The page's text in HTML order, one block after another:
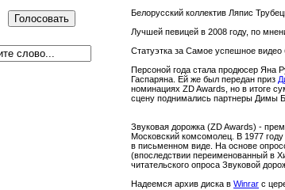
Белорусский коллектив Ляпис
Лучшей певицей в 2008 году, по
Статуэтка за Самое успешное
Персоной года стала продюсер Яна
Гаспаряна. Ей же был передан приз
номинациях ZD Awards, но в итоге
сцену поднимались партнеры Димы
Звуковая дорожка (ZD Awards) -
Московский комсомолец. В 1977
в письменном виде. На основе
(впоследствии переименованный в
читательского опроса Звуковой
Надеемся архив диска в Winrar с